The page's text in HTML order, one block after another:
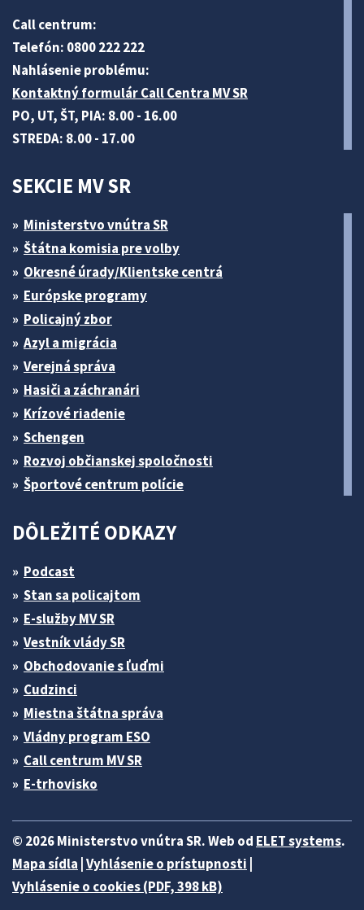
Call centrum:
Telefón: 0800 222 222
Nahlásenie problému:
Kontaktný formulár Call Centra MV SR
PO, UT, ŠT, PIA: 8.00 - 16.00
STREDA: 8.00 - 17.00
SEKCIE MV SR
Ministerstvo vnútra SR
Štátna komisia pre volby
Okresné úrady/Klientske centrá
Európske programy
Policajný zbor
Azyl a migrácia
Verejná správa
Hasiči a záchranári
Krízové riadenie
Schengen
Rozvoj občianskej spoločnosti
Športové centrum polície
DÔLEŽITÉ ODKAZY
Podcast
Stan sa policajtom
E-služby MV SR
Vestník vlády SR
Obchodovanie s ľuďmi
Cudzinci
Miestna štátna správa
Vládny program ESO
Call centrum MV SR
E-trhovisko
© 2026 Ministerstvo vnútra SR. Web od ELET systems.
Mapa sídla Vyhlásenie o prístupnosti
Vyhlásenie o cookies (PDF, 398 kB)